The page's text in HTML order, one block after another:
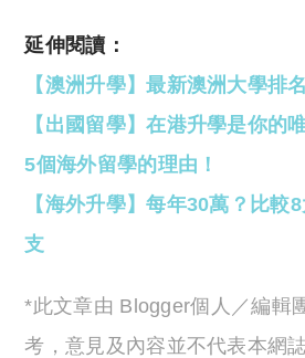
延伸閱讀：
【澳洲升學】最新澳洲大學排
【出國留學】在港升學是你的
5個海外留學的理由！
【海外升學】每年30萬？比較
支
*此文章由 Blogger個人／編輯
考，意見及內容並不代表本網